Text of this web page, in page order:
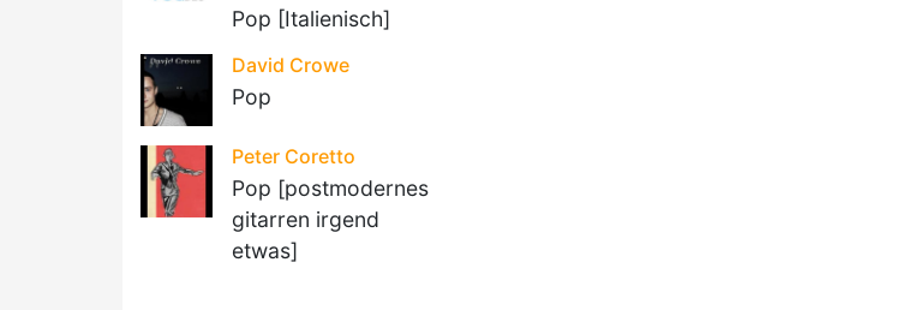
Pop [Italienisch]
David Crowe
Pop
Peter Coretto
Pop [postmodernes
gitarren irgend
etwas]